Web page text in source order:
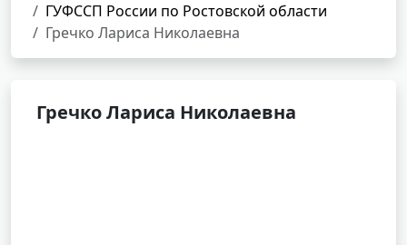
ГУФССП России по Ростовской области
Гречко Лариса Николаевна
Гречко Лариса Николаевна